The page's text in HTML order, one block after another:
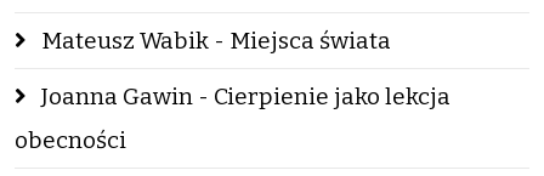
Mateusz Wabik - Miejsca świata
Joanna Gawin - Cierpienie jako lekcja
obecności